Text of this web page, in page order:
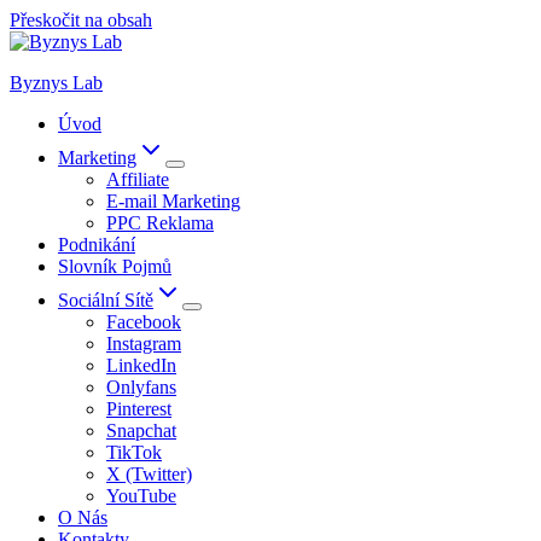
Přeskočit na obsah
Byznys Lab
Úvod
Marketing
Affiliate
E-mail Marketing
PPC Reklama
Podnikání
Slovník Pojmů
Sociální Sítě
Facebook
Instagram
LinkedIn
Onlyfans
Pinterest
Snapchat
TikTok
X (Twitter)
YouTube
O Nás